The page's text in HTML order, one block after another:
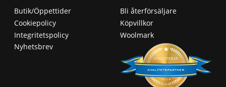
Butik/Öppettider
Cookiepolicy
Integritetspolicy
Nyhetsbrev
Bli återförsäljare
Köpvillkor
Woolmark